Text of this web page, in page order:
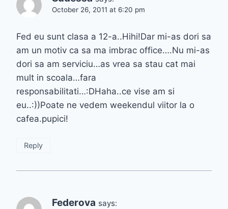
October 26, 2011 at 6:20 pm
Fed eu sunt clasa a 12-a..Hihi!Dar mi-as dori sa
am un motiv ca sa ma imbrac office….Nu mi-as
dori sa am serviciu…as vrea sa stau cat mai
mult in scoala…fara
responsabilitati…:DHaha..ce vise am si
eu..:))Poate ne vedem weekendul viitor la o
cafea.pupici!
Reply
Federova says: